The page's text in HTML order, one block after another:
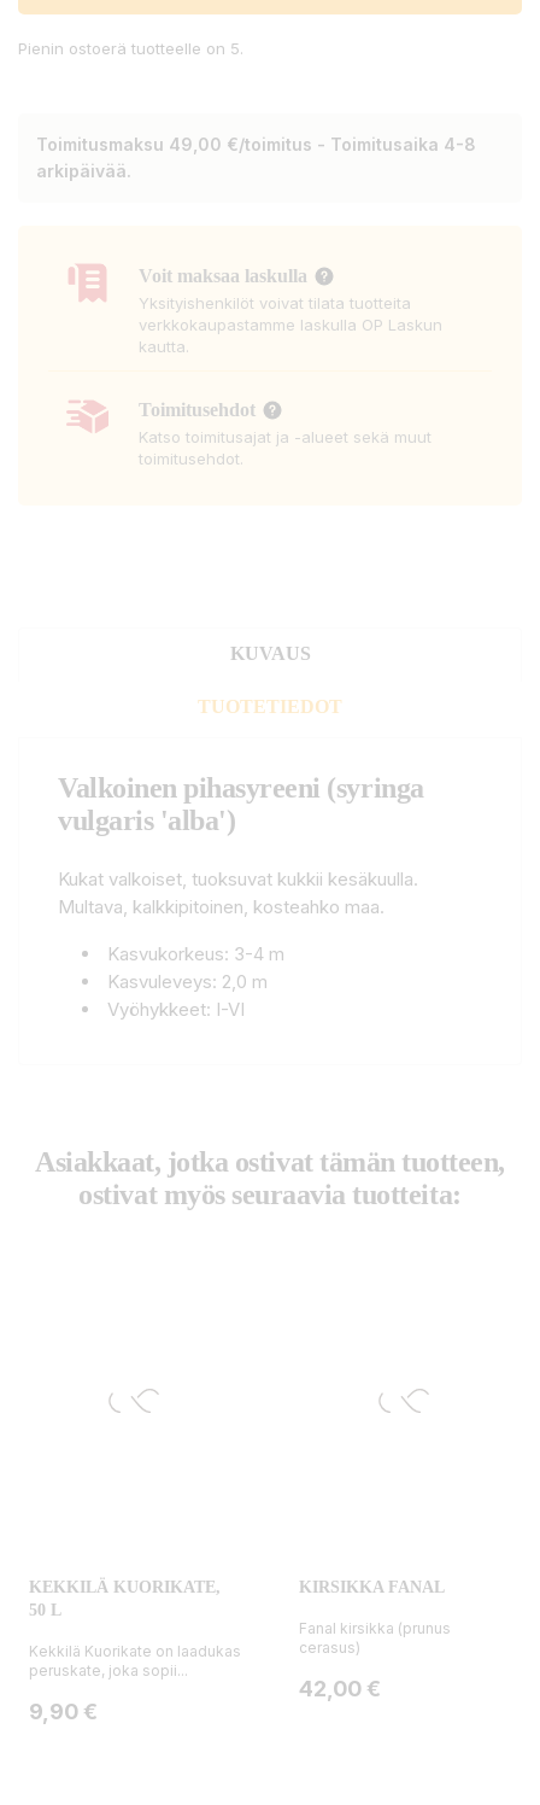
Pienin ostoerä tuotteelle on 5.
Toimitusmaksu 49,00 €/toimitus - Toimitusaika 4-8
arkipäivää.
Voit maksaa laskulla
Yksityishenkilöt voivat tilata tuotteita
verkkokaupastamme laskulla OP Laskun
kautta.
Toimitusehdot
Katso toimitusajat ja -alueet sekä muut
toimitusehdot.
KUVAUS
TUOTETIEDOT
Valkoinen pihasyreeni (syringa
vulgaris 'alba')
Kukat valkoiset, tuoksuvat kukkii kesäkuulla.
Multava, kalkkipitoinen, kosteahko maa.
Kasvukorkeus: 3-4 m
Kasvuleveys: 2,0 m
Vyöhykkeet: I-VI
Asiakkaat, jotka ostivat tämän tuotteen,
ostivat myös seuraavia tuotteita:
KEKKILÄ KUORIKATE,
50 L
Kekkilä Kuorikate on laadukas
peruskate, joka sopii...
Hinta
9,90 €
KIRSIKKA FANAL
Fanal kirsikka (prunus
cerasus)
Hinta
42,00 €